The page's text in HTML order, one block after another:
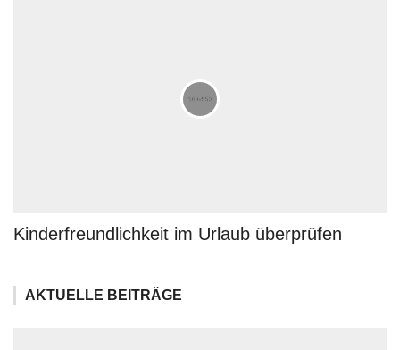
Kinderfreundlichkeit im Urlaub überprüfen
AKTUELLE BEITRÄGE